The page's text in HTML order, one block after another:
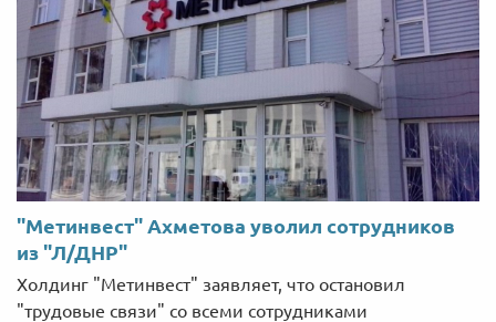
"Метинвест" Ахметова уволил сотрудников
из "Л/ДНР"
Холдинг "Метинвест" заявляет, что остановил
"трудовые связи" со всеми сотрудниками